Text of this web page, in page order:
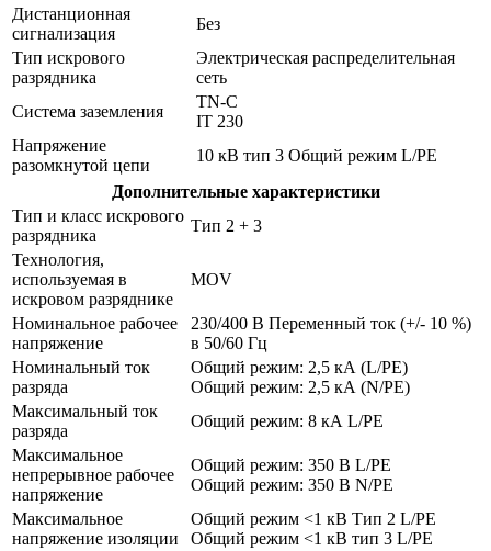
Дистанционная
сигнализация
Без
Тип искрового
разрядника
Электрическая распределительная
сеть
Система заземления
TN-C
IT 230
Напряжение
разомкнутой цепи
10 кВ тип 3 Общий режим L/PE
Дополнительные характеристики
Тип и класс искрового
разрядника
Тип 2 + 3
Технология,
используемая в
искровом разряднике
MOV
Номинальное рабочее
напряжение
230/400 В Переменный ток (+/- 10 %)
в 50/60 Гц
Номинальный ток
разряда
Общий режим: 2,5 кА (L/PE)
Общий режим: 2,5 кА (N/PE)
Максимальный ток
разряда
Общий режим: 8 кА L/PE
Максимальное
непрерывное рабочее
напряжение
Общий режим: 350 В L/PE
Общий режим: 350 В N/PE
Максимальное
напряжение изоляции
Общий режим <1 кВ Тип 2 L/PE
Общий режим <1 кВ тип 3 L/PE